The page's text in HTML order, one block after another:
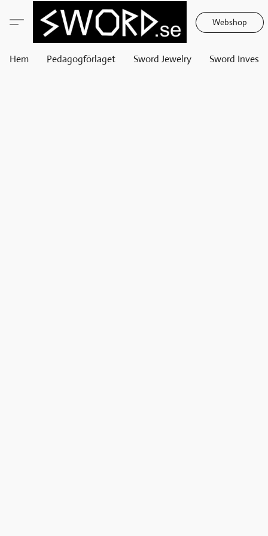
Webshop
Hem Pedagogförlaget Sword Jewelry Sword Invest